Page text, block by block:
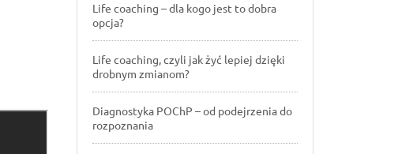
Life coaching – dla kogo jest to dobra
opcja?
Life coaching, czyli jak żyć lepiej dzięki
drobnym zmianom?
Diagnostyka POChP – od podejrzenia do
rozpoznania